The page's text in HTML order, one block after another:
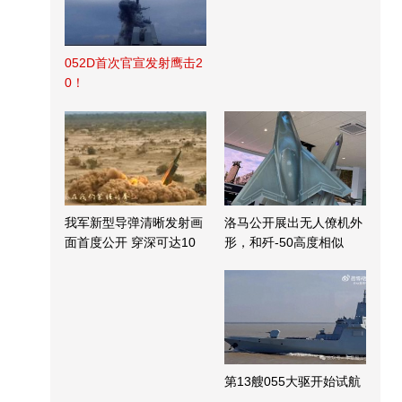
052D首次官宣发射鹰击2
0！
我军新型导弹清晰发射画
面首度公开 穿深可达10
洛马公开展出无人僚机外
形，和歼-50高度相似
第13艘055大驱开始试航